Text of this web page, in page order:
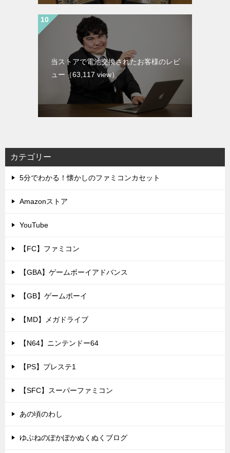
当ストアで電池交換されたお客様のレビ
ュー （63,117 view）
カテゴリー
5分でわかる！懐かしのファミコンカセット
Amazonストア
YouTube
【FC】ファミコン
【GBA】ゲームボーイアドバンス
【GB】ゲームボーイ
【MD】メガドライブ
【N64】ニンテンドー64
【PS】プレステ1
【SFC】スーパーファミコン
あの頃のわし
ゆぶねのぽかぽかぬくぬくブログ